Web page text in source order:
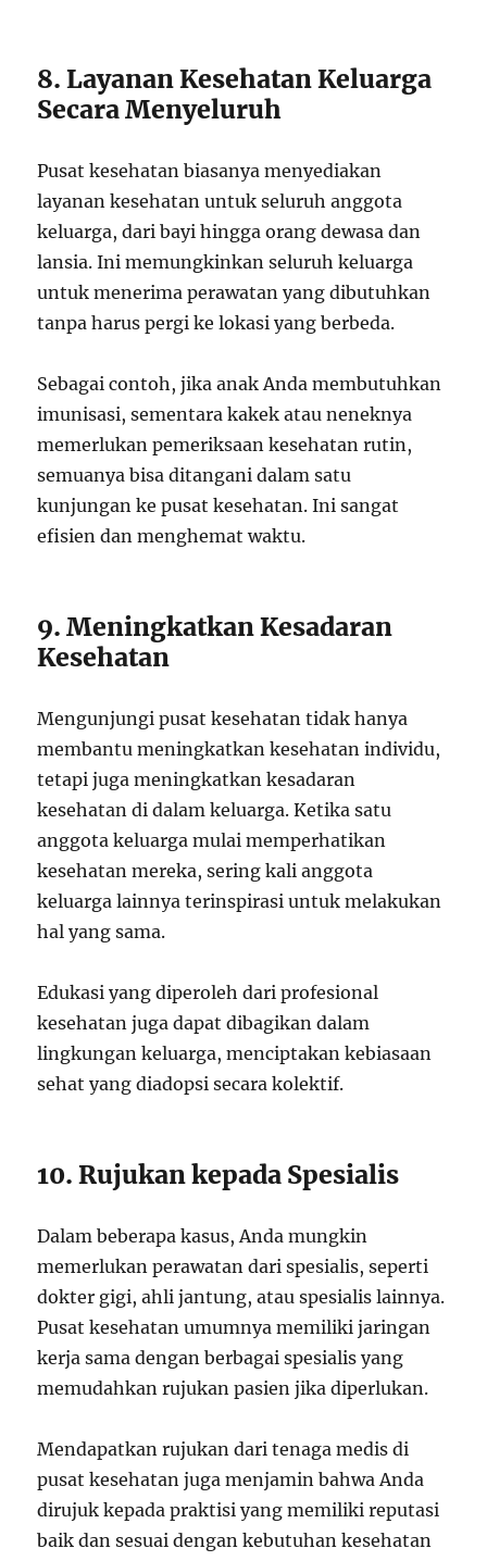
8. Layanan Kesehatan Keluarga
Secara Menyeluruh
Pusat kesehatan biasanya menyediakan
layanan kesehatan untuk seluruh anggota
keluarga, dari bayi hingga orang dewasa dan
lansia. Ini memungkinkan seluruh keluarga
untuk menerima perawatan yang dibutuhkan
tanpa harus pergi ke lokasi yang berbeda.
Sebagai contoh, jika anak Anda membutuhkan
imunisasi, sementara kakek atau neneknya
memerlukan pemeriksaan kesehatan rutin,
semuanya bisa ditangani dalam satu
kunjungan ke pusat kesehatan. Ini sangat
efisien dan menghemat waktu.
9. Meningkatkan Kesadaran
Kesehatan
Mengunjungi pusat kesehatan tidak hanya
membantu meningkatkan kesehatan individu,
tetapi juga meningkatkan kesadaran
kesehatan di dalam keluarga. Ketika satu
anggota keluarga mulai memperhatikan
kesehatan mereka, sering kali anggota
keluarga lainnya terinspirasi untuk melakukan
hal yang sama.
Edukasi yang diperoleh dari profesional
kesehatan juga dapat dibagikan dalam
lingkungan keluarga, menciptakan kebiasaan
sehat yang diadopsi secara kolektif.
10. Rujukan kepada Spesialis
Dalam beberapa kasus, Anda mungkin
memerlukan perawatan dari spesialis, seperti
dokter gigi, ahli jantung, atau spesialis lainnya.
Pusat kesehatan umumnya memiliki jaringan
kerja sama dengan berbagai spesialis yang
memudahkan rujukan pasien jika diperlukan.
Mendapatkan rujukan dari tenaga medis di
pusat kesehatan juga menjamin bahwa Anda
dirujuk kepada praktisi yang memiliki reputasi
baik dan sesuai dengan kebutuhan kesehatan